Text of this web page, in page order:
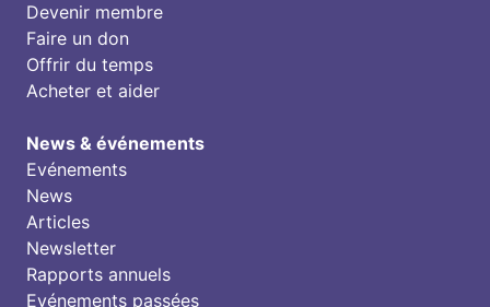
Devenir membre
Faire un don
Offrir du temps
Acheter et aider
News & événements
Evénements
News
Articles
Newsletter
Rapports annuels
Evénements passées